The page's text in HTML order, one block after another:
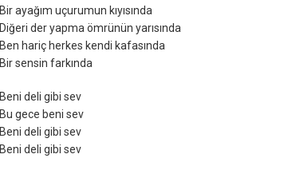
Bir ayağım uçurumun kıyısında
Diğeri der yapma ömrünün yarısında
Ben hariç herkes kendi kafasında
Bir sensin farkında
Beni deli gibi sev
Bu gece beni sev
Beni deli gibi sev
Beni deli gibi sev